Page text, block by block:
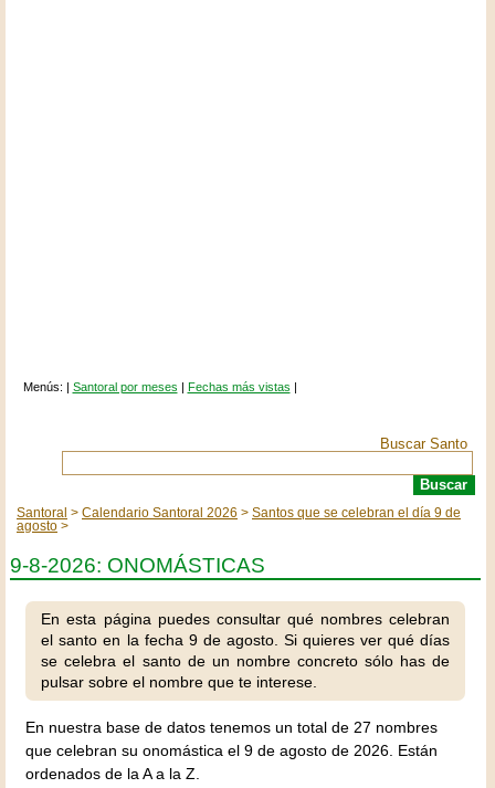
Menús: | Santoral por meses | Fechas más vistas |
Buscar Santo
Santoral Calendario Santoral 2026
Santos que se celebran el día 9 de
agosto
9-8-2026: ONOMÁSTICAS
En esta página puedes consultar qué nombres celebran
el santo en la fecha 9 de agosto. Si quieres ver qué días
se celebra el santo de un nombre concreto sólo has de
pulsar sobre el nombre que te interese.
En nuestra base de datos tenemos un total de 27 nombres
que celebran su onomástica el 9 de agosto de 2026. Están
ordenados de la A a la Z.